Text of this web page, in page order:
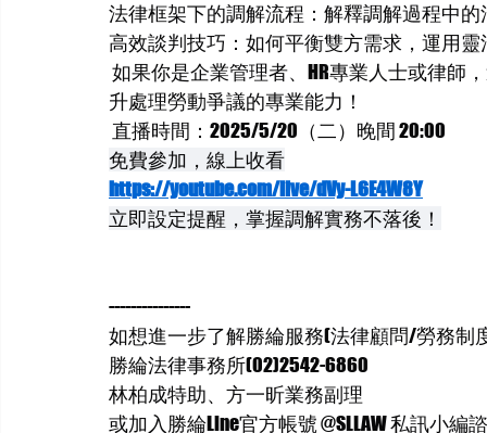
法律框架下的調解流程：解釋調解過程中
高效談判技巧：如何平衡雙方需求，運用
如果你是企業管理者、HR專業人士或律師
升處理勞動爭議的專業能力！
直播時間：2025/5/20（二）晚間 20:00
免費參加，線上收看
https://youtube.com/live/dVy-L6E4W8Y
立即設定提醒，掌握調解實務不落後！
---------------
如想進一步了解勝綸服務(法律顧問/勞務
勝綸法律事務所(02)2542-6860
林柏成特助、方一昕業務副理
或加入勝綸Line官方帳號 @SLLAW 私訊小編